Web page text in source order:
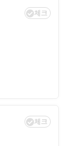
체크
체크